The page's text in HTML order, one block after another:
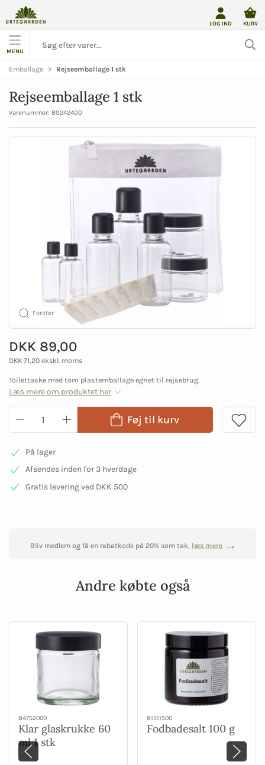
LOG IND KURV
MENU
Emballage Rejseemballage 1 stk
Rejseemballage 1 stk
Varenummer: 80242400
Forstør
DKK 89,00
DKK 71,20 ekskl. moms
Toilettaske med tom plastemballage egnet til rejsebrug.
Læs mere om produktet her
Føj til kurv
På lager
Afsendes inden for 3 hverdage
Gratis levering ved DKK 500
Bliv medlem og få en rabatkode på 20% som tak, læs mere
Andre købte også
84752000
Klar glaskrukke 60
ml 1 stk
81511500
Fodbadesalt 100 g